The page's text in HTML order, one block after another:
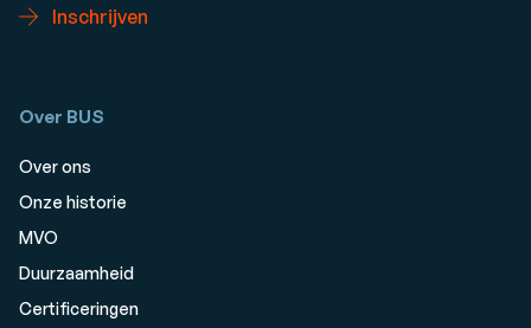
Inschrijven
Over BUS
Over ons
Onze historie
MVO
Duurzaamheid
Certificeringen